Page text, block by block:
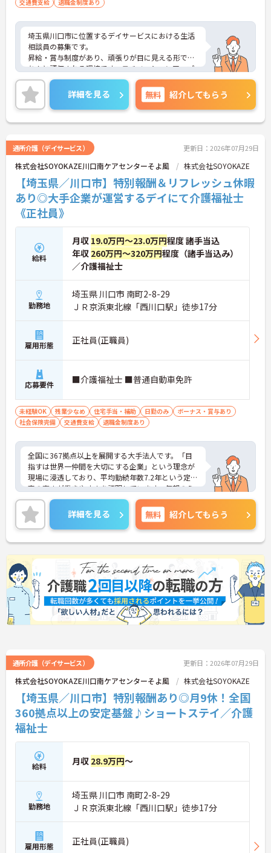
交通費支給 退職金制度あり
埼玉県川口市に位置するデイサービスにおける生活
相談員の募集です。
昇給・賞与制度があり、頑張りが目に見える形でき
ちんと評価される環境です。モチベーションアップ
につながります。資格や経験を活かしながらご勤務
いただける環境です。
ご興味のある方には、面接対策ポイントなど、さら
に詳細をご案内しますのでお気軽にご相談くださ
い！
詳細を見る 無料 紹介してもらう
通所介護（デイサービス） 更新日：2026年07月29日
株式会社SOYOKAZE川口南ケアセンターそよ風 株式会社SOYOKAZE
【埼玉県／川口市】特別報酬＆リフレッシュ休暇
あり◎大手企業が運営するデイにて介護福祉士
《正社員》
給料
月収 19.0万円～23.0万円程度 諸手当込
年収 260万円～320万円程度（諸手当込み）
／介護福祉士
勤務地
埼玉県 川口市 南町2-8-29
ＪＲ京浜東北線「西川口駅」徒歩17分
雇用形態 正社員(正職員)
応募要件 ■介護福祉士 ■普通自動車免許
未経験OK 残業少なめ 住宅手当・補助 日勤のみ
ボーナス・賞与あり
社会保険完備
交通費支給 退職金制度あり
全国に367拠点以上を展開する大手法人です。「目
指すは世界一仲間を大切にする企業」という理念が
現場に浸透しており、平均勤続年数7.2年という定着
率の高さが働きやすさを証明しています。毎朝のミ
ーティング等を通じた職種を超えたチームワークが
根付いており、人間関係の不安なく安心して業務に
取り組める環境です。また、日々の頑張りやチーム
への貢献は、賞与とは別の「特別報酬」としてしっ
かりと評価・還元される独自の制度も大きな魅力と
なっています。介護福祉士の資格とこれまでの経験
を存分に活かせるだけでなく、勤務時間内での資格
取得支援制度を活用し、将来的にケアマネジャーや
センター長といった多彩なキャリアパスへの挑戦も
手厚くサポートされています。年間17日のリフレッ
シュ休暇や残業少なめの環境など、ワークライフバ
ランスを大切にしながら長期的なキャリア形成を目
【「目指すは世界一仲間を大切にする企業」を体現
する定着率の高さと安心のチームワーク】
・毎朝のミーティングで職種を超えた情報共有を徹
底しており、人間関係の不安なく業務に集中できま
す。
・理念が現場の隅々にまで浸透しているからこそ平
均勤続年数は7.2年と長く、腰を据えて働ける環境で
【介護福祉士の経験を活かし、さらなる高みを目指
せる多彩なキャリアパス】
・現場のプロフェッショナルにとどまらず、ケアマ
ネジャーやセンター長といったマネジメント職への
道が開かれています。
・勤務時間内での資格取得支援制度やOJTが整備さ
ートします。
詳細を見る 無料 紹介してもらう
通所介護（デイサービス） 更新日：2026年07月29日
株式会社SOYOKAZE川口南ケアセンターそよ風 株式会社SOYOKAZE
【埼玉県／川口市】特別報酬あり◎月9休！全国
360拠点以上の安定基盤♪ショートステイ／介護
福祉士
給料 月収 28.9万円～
勤務地
埼玉県 川口市 南町2-8-29
ＪＲ京浜東北線「西川口駅」徒歩17分
雇用形態 正社員(正職員)